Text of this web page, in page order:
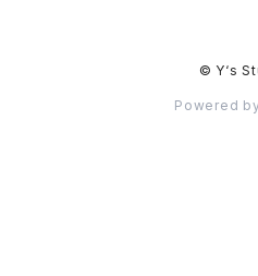
© Y‘s
Powered by